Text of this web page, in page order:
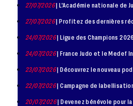
27/07/2026| L'Académie nationale de
27/07/2026| Profitez des dernières
24/07/2026| Ligue des Champions
24/07/2026| France Judo et le Medef International organisent
23/07/2026| Découvrez le nouveau podcast de l'été pour les
22/07/2026| Campagne de
20/07/2026| Devenez bénévole pour la Ligue des champions de